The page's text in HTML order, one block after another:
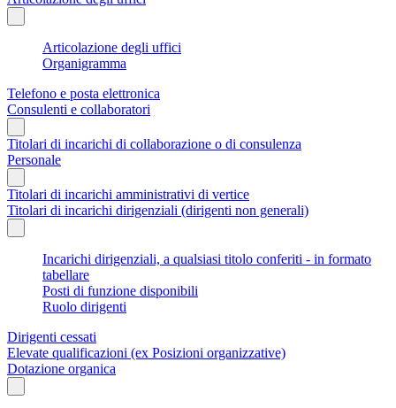
Articolazione degli uffici
Organigramma
Telefono e posta elettronica
Consulenti e collaboratori
Titolari di incarichi di collaborazione o di consulenza
Personale
Titolari di incarichi amministrativi di vertice
Titolari di incarichi dirigenziali (dirigenti non generali)
Incarichi dirigenziali, a qualsiasi titolo conferiti - in formato
tabellare
Posti di funzione disponibili
Ruolo dirigenti
Dirigenti cessati
Elevate qualificazioni (ex Posizioni organizzative)
Dotazione organica